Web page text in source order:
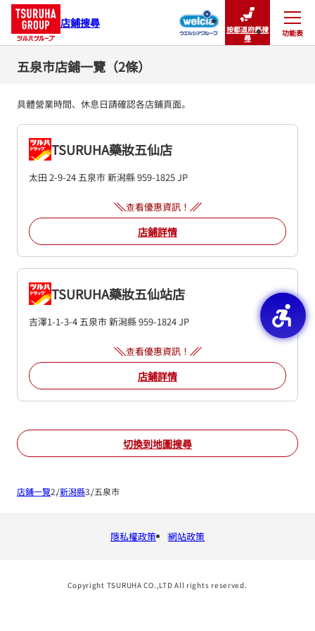
店鋪搜尋
按都道府縣搜
尋
功能表
關閉
五泉市店鋪一覽（2條）
具體營業時間、休息日請確認各店鋪頁面。
TSURUHA藥妝五仙店
太田 2-9-24五泉市新潟縣959-1825JP
查看優惠資訊！
店鋪詳情
TSURUHA藥妝五仙站店
吉澤1-1-3-4五泉市新潟縣959-1824JP
查看優惠資訊！
店鋪詳情
切換到地圖搜尋
店鋪一覽 新潟縣 五泉市
隱私權政策 網站政策
Copyright TSURUHA CO.,LTD All rights reserved.